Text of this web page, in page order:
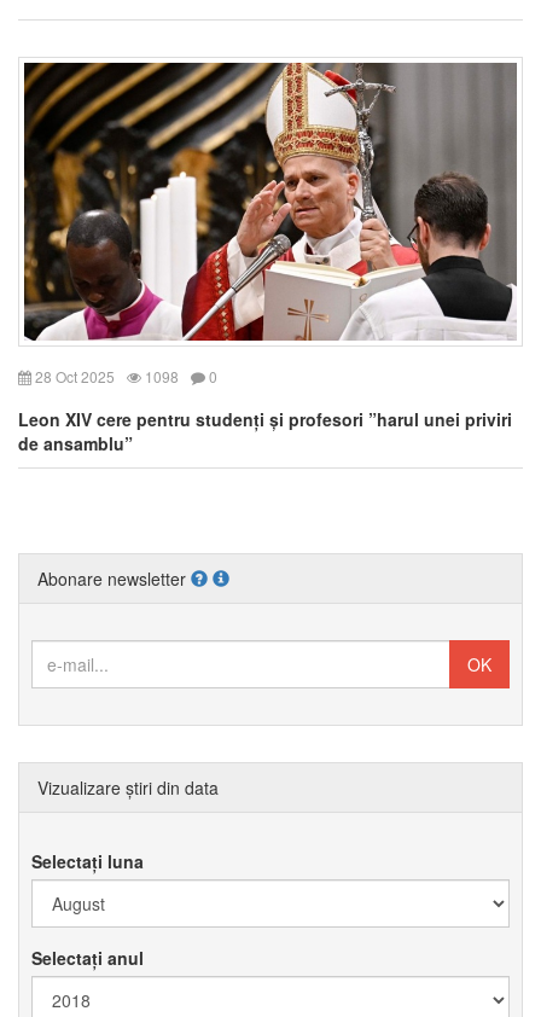
28 Oct 2025 1098 0
Leon XIV cere pentru studenți și profesori ”harul unei priviri
de ansamblu”
Abonare newsletter
Vizualizare știri din data
Selectați luna
Selectați anul